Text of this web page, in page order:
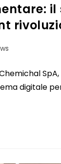
Chemichal
digitale